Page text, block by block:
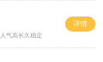
气高长久稳定
详情